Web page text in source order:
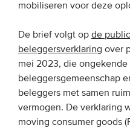
mobiliseren voor deze
De brief volgt op de
beleggersverklaring over
mei 2023, die
beleggersgemeenschap
beleggers met samen
vermogen. De verklaring
moving consumer goods